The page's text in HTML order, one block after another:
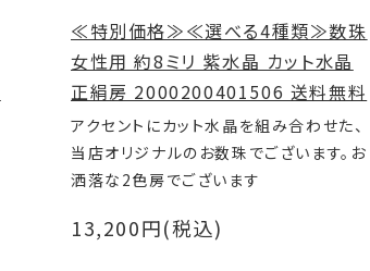
≪特別価格≫≪選べる4種類≫数珠
女性用 約8ミリ 紫水晶 カット水晶
正絹房 2000200401506 送料無料
アクセントにカット水晶を組み合わせた、
当店オリジナルのお数珠でございます。お
洒落な2色房でございます
13,200円(税込)